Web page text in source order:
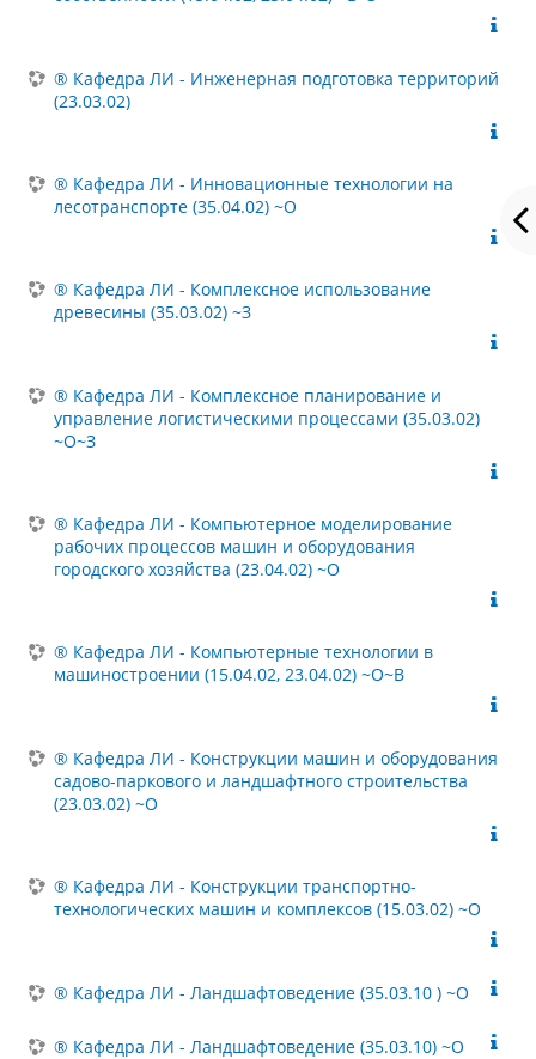
® Кафедра ЛИ - Инженерная подготовка территорий
(23.03.02)
® Кафедра ЛИ - Инновационные технологии на
лесотранспорте (35.04.02) ~О
® Кафедра ЛИ - Комплексное использование
древесины (35.03.02) ~З
® Кафедра ЛИ - Комплексное планирование и
управление логистическими процессами (35.03.02)
~О~З
® Кафедра ЛИ - Компьютерное моделирование
рабочих процессов машин и оборудования
городского хозяйства (23.04.02) ~О
® Кафедра ЛИ - Компьютерные технологии в
машиностроении (15.04.02, 23.04.02) ~О~В
® Кафедра ЛИ - Конструкции машин и оборудования
садово-паркового и ландшафтного строительства
(23.03.02) ~О
® Кафедра ЛИ - Конструкции транспортно-
технологических машин и комплексов (15.03.02) ~О
® Кафедра ЛИ - Ландшафтоведение (35.03.10 ) ~О
® Кафедра ЛИ - Ландшафтоведение (35.03.10) ~О